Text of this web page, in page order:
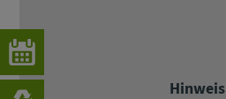
Hinweis